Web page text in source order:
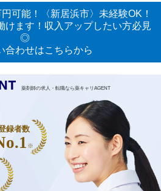
可能！〈新居浜市〉未経験OK！
けます！収入アップしたい方必見
◎
合わせはこちらから
薬剤師の求人・転職なら薬キャリAGENT
録者数
※